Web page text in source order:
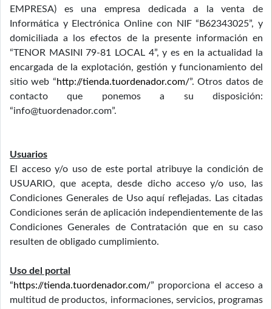
EMPRESA) es una empresa dedicada a la venta de
Informática y Electrónica Online con NIF “B62343025”, y
domiciliada a los efectos de la presente información en
“TENOR MASINI 79-81 LOCAL 4”, y es en la actualidad la
encargada de la explotación, gestión y funcionamiento del
sitio web “http://tienda.tuordenador.com/”. Otros datos de
contacto que ponemos a su disposición:
“info@tuordenador.com”.
Usuarios
El acceso y/o uso de este portal atribuye la condición de
USUARIO, que acepta, desde dicho acceso y/o uso, las
Condiciones Generales de Uso aquí reflejadas. Las citadas
Condiciones serán de aplicación independientemente de las
Condiciones Generales de Contratación que en su caso
resulten de obligado cumplimiento.
Uso del portal
“https://tienda.tuordenador.com/” proporciona el acceso a
multitud de productos, informaciones, servicios, programas